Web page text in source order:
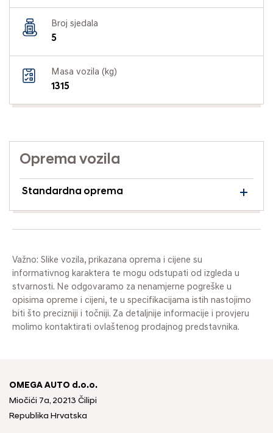
Broj sjedala
5
Masa vozila (kg)
1315
Oprema vozila
Standardna oprema
Važno: Slike vozila, prikazana oprema i cijene su
informativnog karaktera te mogu odstupati od izgleda u
stvarnosti. Ne odgovaramo za nenamjerne pogreške u
opisima opreme i cijeni, te u specifikacijama istih nastojimo
biti što precizniji i točniji. Za detaljnije informacije i provjeru
molimo kontaktirati ovlaštenog prodajnog predstavnika.
OMEGA AUTO d.o.o.
Miočići 7a, 20213 Čilipi
Republika Hrvatska